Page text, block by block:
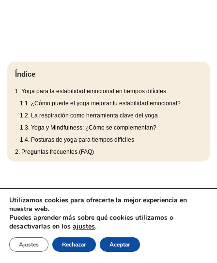
Índice
1. Yoga para la estabilidad emocional en tiempos difíciles
1.1. ¿Cómo puede el yoga mejorar tu estabilidad emocional?
1.2. La respiración como herramienta clave del yoga
1.3. Yoga y Mindfulness: ¿Cómo se complementan?
1.4. Posturas de yoga para tiempos difíciles
2. Preguntas frecuentes (FAQ)
Aviso Legal Barefootic llms.txt
Marcas
Política de cookies
Política de Privacidad
Utilizamos cookies para ofrecerte la mejor experiencia en
nuestra web.
Puedes aprender más sobre qué cookies utilizamos o
desactivarlas en los ajustes.
Aceptar
Rechazar
Ajustes